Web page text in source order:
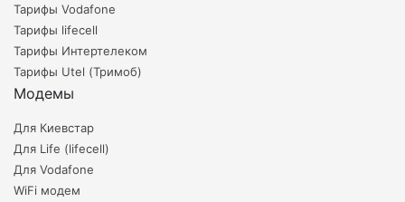
Тарифы Vodafone
Тарифы lifecell
Тарифы Интертелеком
Тарифы Utel (Тримоб)
Модемы
Для Киевстар
Для Life (lifecell)
Для Vodafone
WiFi модем